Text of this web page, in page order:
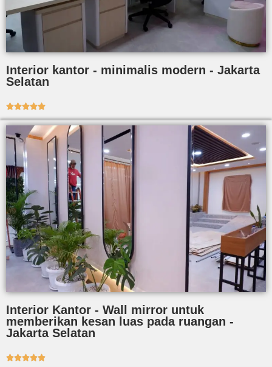
Interior kantor - minimalis modern - Jakarta
Selatan

Interior Kantor - Wall mirror untuk
memberikan kesan luas pada ruangan -
Jakarta Selatan
